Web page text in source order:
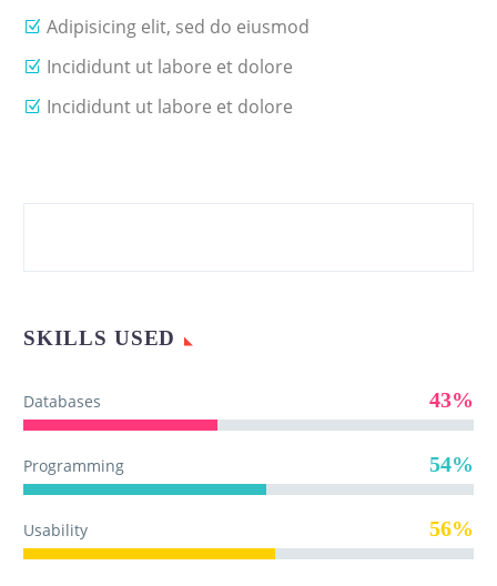
Adipisicing elit, sed do eiusmod
Incididunt ut labore et dolore
Incididunt ut labore et dolore
SKILLS USED
Databases 43%
Programming 54%
Usability 56%